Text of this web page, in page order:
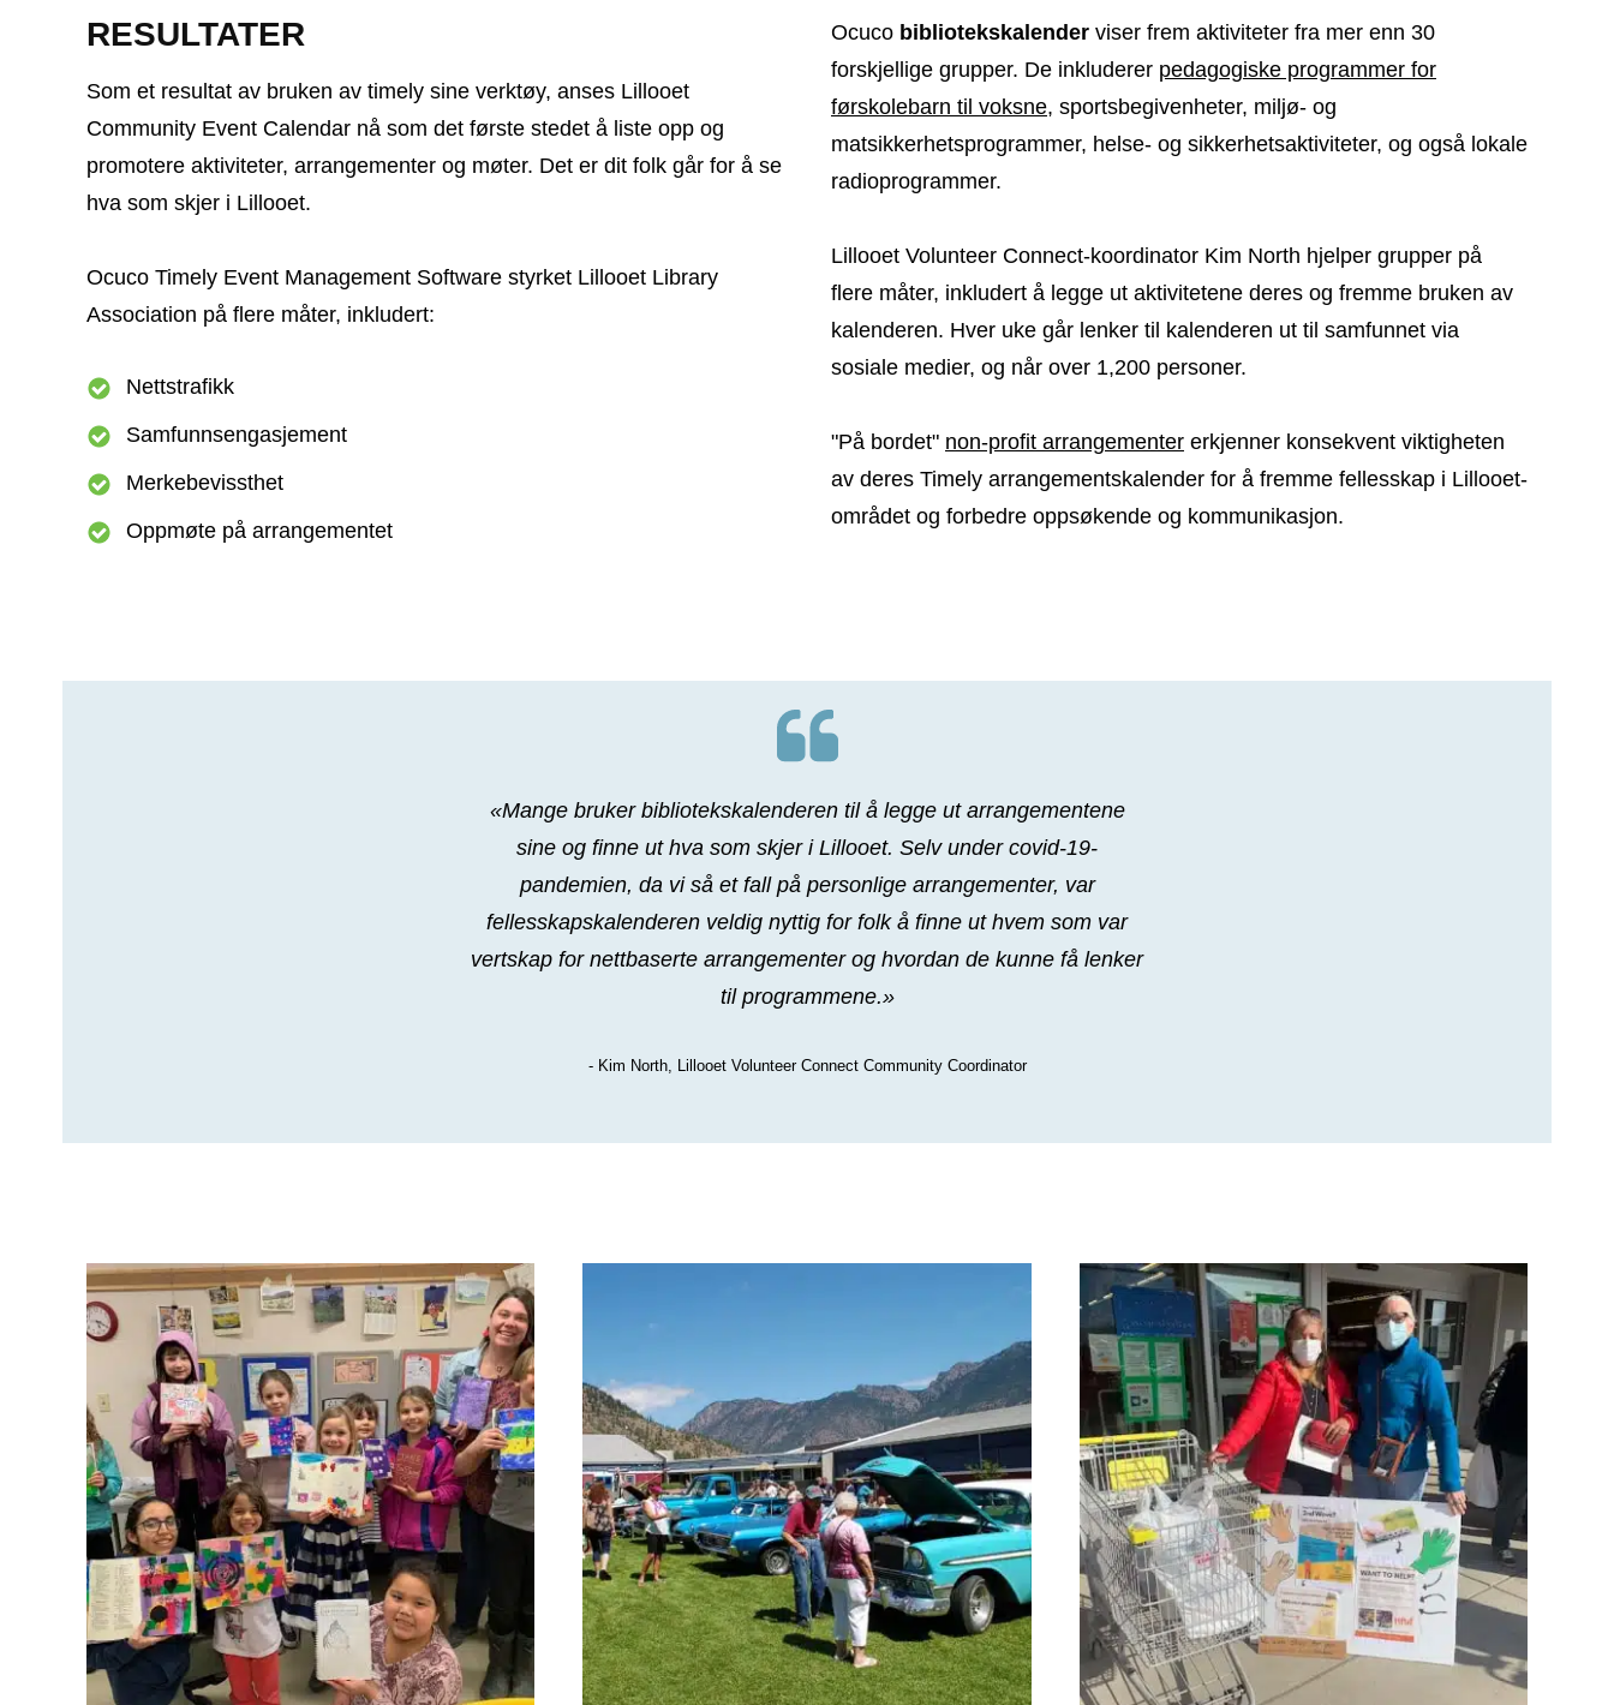
RESULTATER
Som et resultat av bruken av timely sine verktøy, anses Lillooet
Community Event Calendar nå som det første stedet å liste opp og
promotere aktiviteter, arrangementer og møter. Det er dit folk går for å se
hva som skjer i Lillooet.
Ocuco Timely Event Management Software styrket Lillooet Library
Association på flere måter, inkludert:
Nettstrafikk
Samfunnsengasjement
Merkebevissthet
Oppmøte på arrangementet
Ocuco bibliotekskalender viser frem aktiviteter fra mer enn 30
forskjellige grupper. De inkluderer pedagogiske programmer for
førskolebarn til voksne, sportsbegivenheter, miljø- og
matsikkerhetsprogrammer, helse- og sikkerhetsaktiviteter, og også lokale
radioprogrammer.
Lillooet Volunteer Connect-koordinator Kim North hjelper grupper på
flere måter, inkludert å legge ut aktivitetene deres og fremme bruken av
kalenderen. Hver uke går lenker til kalenderen ut til samfunnet via
sosiale medier, og når over 1,200 personer.
"På bordet" non-profit arrangementer erkjenner konsekvent viktigheten
av deres Timely arrangementskalender for å fremme fellesskap i Lillooet-
området og forbedre oppsøkende og kommunikasjon.
«Mange bruker bibliotekskalenderen til å legge ut arrangementene
sine og finne ut hva som skjer i Lillooet. Selv under covid-19-
pandemien, da vi så et fall på personlige arrangementer, var
fellesskapskalenderen veldig nyttig for folk å finne ut hvem som var
vertskap for nettbaserte arrangementer og hvordan de kunne få lenker
til programmene.»
- Kim North, Lillooet Volunteer Connect Community Coordinator